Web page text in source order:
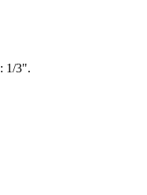
: 1/3".